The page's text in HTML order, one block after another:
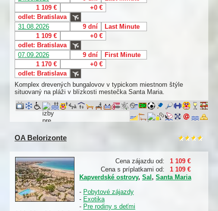
1 109 €
+0 €
odlet: Bratislava
31.08.2026
9 dní
Last Minute
1 109 €
+0 €
odlet: Bratislava
07.09.2026
9 dní
First Minute
1 170 €
+0 €
odlet: Bratislava
Komplex drevených bungalovov v typickom miestnom štýle
situovaný na pláži v blízkosti mestečka Santa Maria.
OA Belorizonte
Cena zájazdu od:
1 109 €
Cena s príplatkami od:
1 109 €
Kapverdské ostrovy, Sal , Santa Maria
- Pobytové zájazdy
- Exotika
- Pre rodiny s deťmi